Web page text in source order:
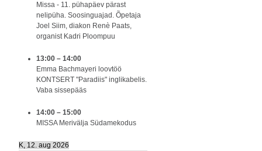
Missa - 11. pühapäev pärast
nelipüha. Soosinguajad. Õpetaja
Joel Siim, diakon Renè Paats,
organist Kadri Ploompuu
13:00 – 14:00
Emma Bachmayeri loovtöö
KONTSERT "Paradiis" inglikabelis.
Vaba sissepääs
14:00 – 15:00
MISSA Merivälja Südamekodus
K, 12. aug 2026